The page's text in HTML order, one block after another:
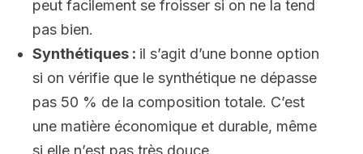
peut facilement se froisser si on ne la tend
pas bien.
Synthétiques : il s’agit d’une bonne option
si on vérifie que le synthétique ne dépasse
pas 50 % de la composition totale. C’est
une matière économique et durable, même
si elle n’est pas très douce.